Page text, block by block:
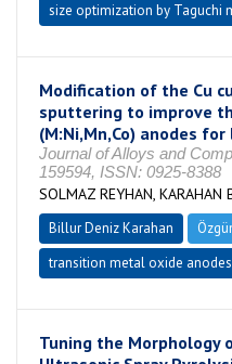
size optimization by Taguchi
Modification of the Cu
sputtering to improve
(M:Ni,Mn,Co) anodes
Journal of Alloys and
159594, ISSN: 0925-8388
SOLMAZ REYHAN, KARAHAN
Billur Deniz Karahan
transition metal oxide anodes
Tuning the Morphology